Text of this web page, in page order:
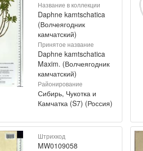
Название в коллекции
Daphne kamtschatica
(Волчеягодник
камчатский)
Принятое название
Daphne kamtschatica
Maxim. (Волчеягодник
камчатский)
Районирование
Сибирь, Чукотка и
Камчатка (S7) (Россия)
Штрихкод
MW0109058